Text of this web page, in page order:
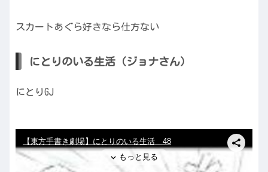
スカートあぐら好きなら仕方ない
にとりのいる生活（ジョナさん）
にとりGJ